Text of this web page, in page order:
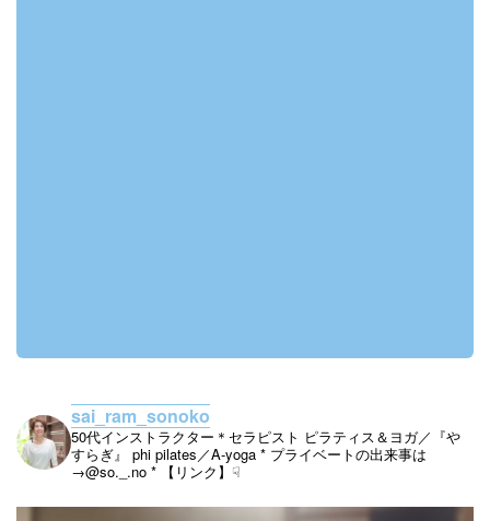
sai_ram_sonoko
50代インストラクター＊セラピスト ピラティス＆ヨガ／『や
すらぎ』
phi pilates／A-yoga * プライベートの出来事は
→@so._.no * 【リンク】☟